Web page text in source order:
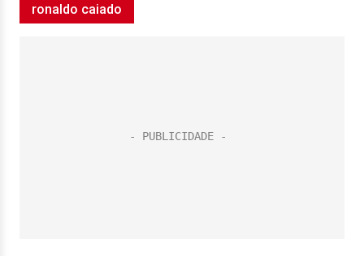
ronaldo caiado